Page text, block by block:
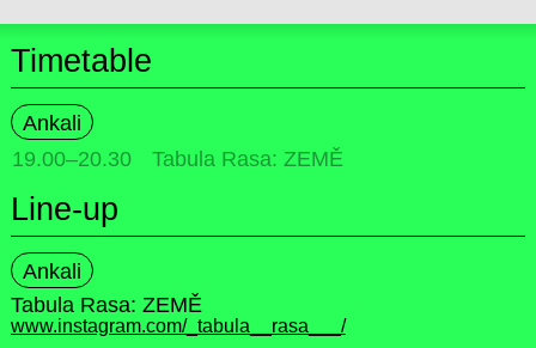
Timetable
Ankali
19.00–20.30 Tabula Rasa: ZEMĚ
Line-up
Ankali
Tabula Rasa: ZEMĚ
www.instagram.com/_tabula__rasa___/